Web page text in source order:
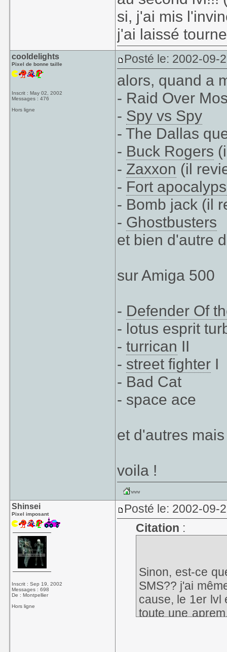
si, j'ai mis
j'ai laissé
cooldelights
Pixel de bonne taille
Inscrit : May 02, 2002
Messages : 476
Hors ligne
Posté le: 2002-09-
alors, quand a
- Raid Over
- Spy vs Spy
- The Dallas
- Buck Rogers
- Zaxxon (il
- Fort
- Bomb jack (il
- Ghostbusters
et bien d'autre
sur Amiga 500
- Defender Of
- lotus esprit
-turrican II
- street fighter I
- Bad Cat
- space ace
et d'autres
voila !
Shinsei
Pixel imposant
Inscrit : Sep 19, 2002
Messages : 698
De : Montpellier
Hors ligne
Posté le: 2002-09-
Citation :
Sinon, est-ce
SMS?? j'ai
cause, le 1er lvl
toute une